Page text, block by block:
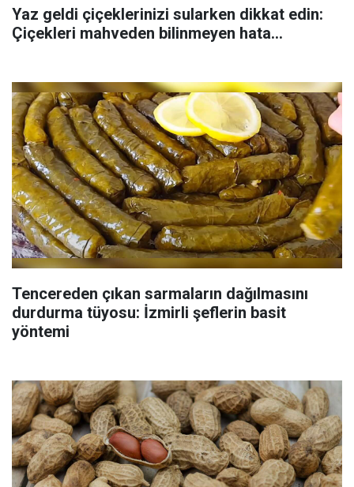
Yaz geldi çiçeklerinizi sularken dikkat edin:
Çiçekleri mahveden bilinmeyen hata...
Tencereden çıkan sarmaların dağılmasını
durdurma tüyosu: İzmirli şeflerin basit
yöntemi